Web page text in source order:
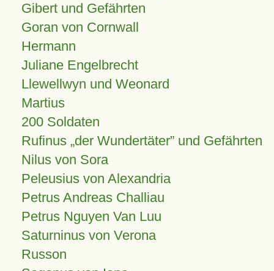
Gibert und Gefährten
Goran von Cornwall
Hermann
Juliane Engelbrecht
Llewellwyn und Weonard
Martius
200 Soldaten
Rufinus „der Wundertäter” und Gefährten
Nilus von Sora
Peleusius von Alexandria
Petrus Andreas Challiau
Petrus Nguyen Van Luu
Saturninus von Verona
Russon